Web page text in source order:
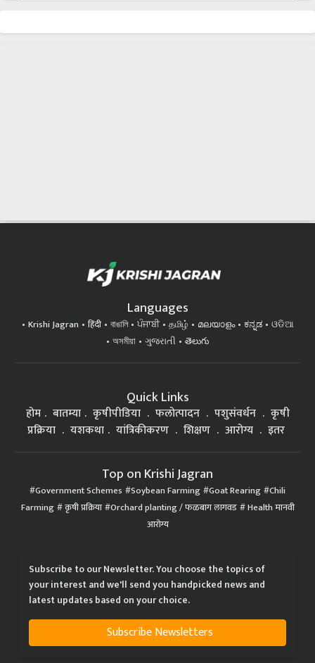
Languages
Krishi Jagran हिंदी বাঙালি ਪੰਜਾਬੀ தமிழ் മലയാളം ಕನ್ನಡ
ଓଡିଆ
অসমীয়া
ગુજરાતી తెలుగు
Quick Links
होम बातम्या कृषीपीडिया फलोत्पादन पशुसंवर्धन
कृषी
प्रक्रिया
यशकथा यांत्रिकीकरण शिक्षण आरोग्य इतर
Top on Krishi Jagran
Government Schemes Soybean Farming Goat Rearing Chili
Farming कृषी प्रक्रिया Orchard planting / फळबाग लागवड Health मानवी
आरोग्य
Subscribe to our Newsletter. You choose the topics of
your interest and we'll send you handpicked news and
latest updates based on your choice.
Subscribe Newsletters